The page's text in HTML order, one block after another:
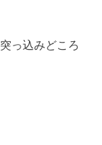
っ込みどころ